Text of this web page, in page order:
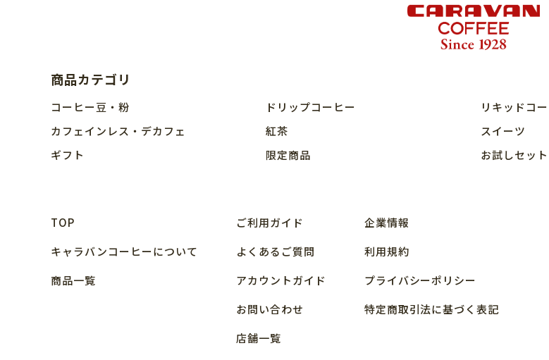
商品カテゴリ
コーヒー豆・粉 ドリップコーヒー リキッドコ
カフェインレス・デカフェ
紅茶 スイーツ
ギフト
限定商品 お試しセット
TOP
キャラバンコーヒーについて
商品⼀覧
ご利用ガイド
よくあるご質問
アカウントガイド
お問い合わせ
店舗⼀覧
企業情報
利用規約
プライバシーポリシー
特定商取引法に基づく表記